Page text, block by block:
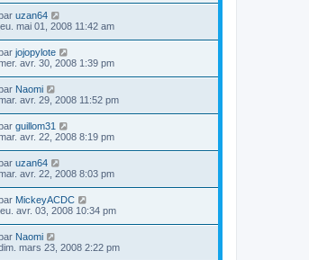
uzan64
mai 01, 2008 11:42 am
jojopylote
avr. 30, 2008 1:39 pm
Naomi
avr. 29, 2008 11:52 pm
guillom31
avr. 22, 2008 8:19 pm
uzan64
avr. 22, 2008 8:03 pm
MickeyACDC
avr. 03, 2008 10:34 pm
Naomi
mars 23, 2008 2:22 pm